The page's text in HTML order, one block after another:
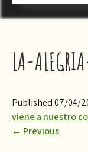
LA-
Published 07/04/
viene a nuestro
← Previous